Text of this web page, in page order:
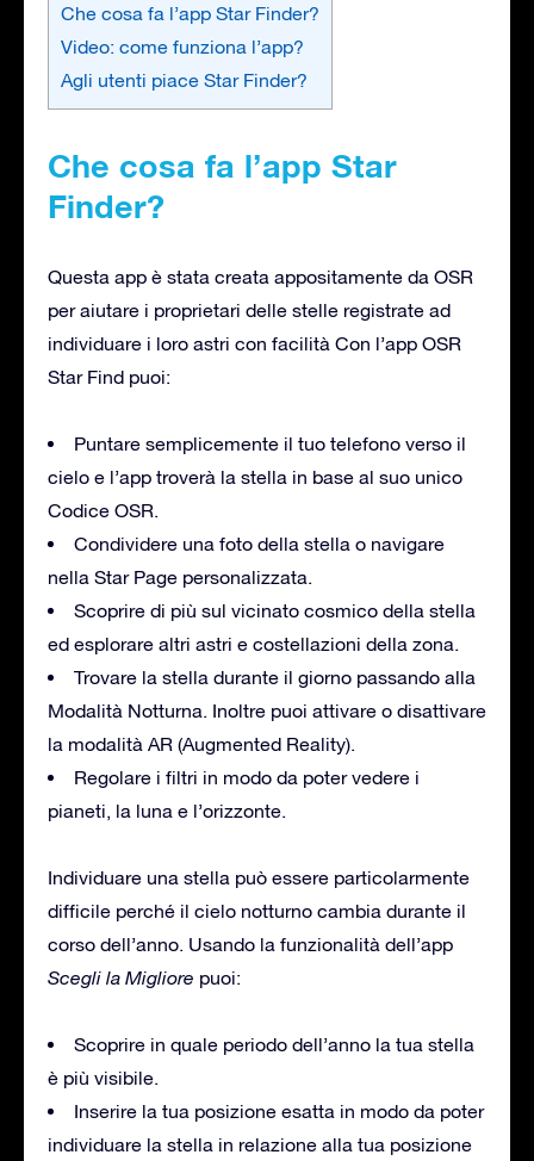
Che cosa fa l’app Star Finder?
Video: come funziona l’app?
Agli utenti piace Star Finder?
Che cosa fa l’app Star
Finder?
Questa app è stata creata appositamente da OSR
per aiutare i proprietari delle stelle registrate ad
individuare i loro astri con facilità Con l’app OSR
Star Find puoi:
Puntare semplicemente il tuo telefono verso il
cielo e l’app troverà la stella in base al suo unico
Codice OSR.
Condividere una foto della stella o navigare
nella Star Page personalizzata.
Scoprire di più sul vicinato cosmico della stella
ed esplorare altri astri e costellazioni della zona.
Trovare la stella durante il giorno passando alla
Modalità Notturna. Inoltre puoi attivare o disattivare
la modalità AR (Augmented Reality).
Regolare i filtri in modo da poter vedere i
pianeti, la luna e l’orizzonte.
Individuare una stella può essere particolarmente
difficile perché il cielo notturno cambia durante il
corso dell’anno. Usando la funzionalità dell’app
Scegli la Migliore puoi:
Scoprire in quale periodo dell’anno la tua stella
è più visibile.
Inserire la tua posizione esatta in modo da poter
individuare la stella in relazione alla tua posizione